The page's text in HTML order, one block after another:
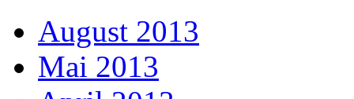
August 2013
Mai 2013